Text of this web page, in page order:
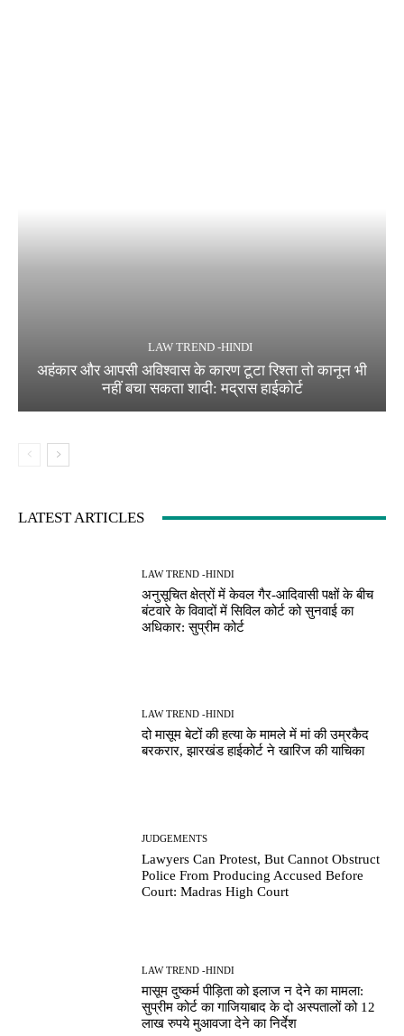
LAW TREND -HINDI
अहंकार और आपसी अविश्वास के कारण टूटा रिश्ता तो कानून भी
नहीं बचा सकता शादी: मद्रास हाईकोर्ट
LATEST ARTICLES
LAW TREND -HINDI
अनुसूचित क्षेत्रों में केवल गैर-आदिवासी पक्षों के बीच
बंटवारे के विवादों में सिविल कोर्ट को सुनवाई का
अधिकार: सुप्रीम कोर्ट
LAW TREND -HINDI
दो मासूम बेटों की हत्या के मामले में मां की उम्रकैद
बरकरार, झारखंड हाईकोर्ट ने खारिज की याचिका
JUDGEMENTS
Lawyers Can Protest, But Cannot Obstruct
Police From Producing Accused Before
Court: Madras High Court
LAW TREND -HINDI
मासूम दुष्कर्म पीड़िता को इलाज न देने का मामला:
सुप्रीम कोर्ट का गाजियाबाद के दो अस्पतालों को 12
लाख रुपये मुआवजा देने का निर्देश